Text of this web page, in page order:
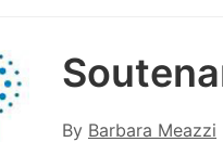
By Barbara Meazzi